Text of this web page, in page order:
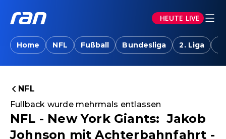
HEUTE LIVE
Home NFL Fußball Bundesliga 2. Liga
NFL
Fullback wurde mehrmals entlassen
NFL - New York Giants: Jakob
Johnson mit Achterbahnfahrt -